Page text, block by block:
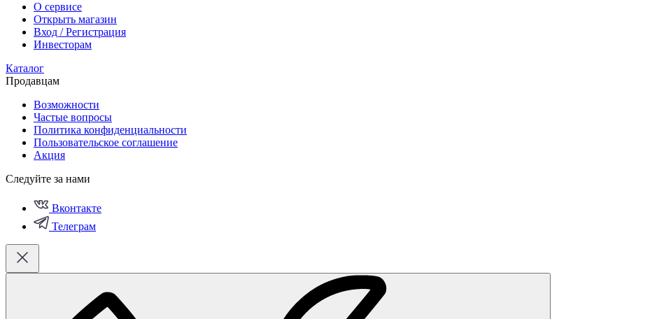
О сервисе
Открыть магазин
Вход / Регистрация
Инвесторам
Каталог
Продавцам
Возможности
Частые вопросы
Политика конфиденциальности
Пользовательское соглашение
Акция
Следуйте за нами
Вконтакте
Телеграм